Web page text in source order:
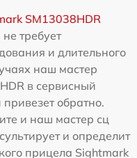
SM13038HDR
требует
и длительного
наш мастер
в сервисный
обратно.
и наш мастер сц
и определит
прицела Sightmark